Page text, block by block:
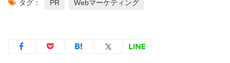
タグ：
PR Webマーケティング